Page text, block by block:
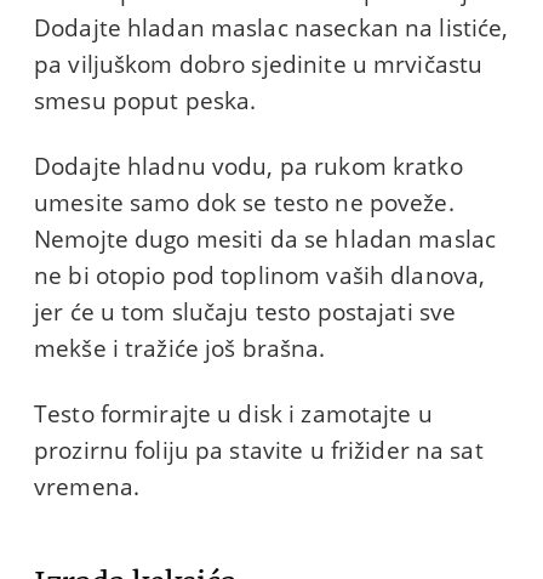
Dodajte hladan maslac naseckan na listiće,
pa viljuškom dobro sjedinite u mrvičastu
smesu poput peska.
Dodajte hladnu vodu, pa rukom kratko
umesite samo dok se testo ne poveže.
Nemojte dugo mesiti da se hladan maslac
ne bi otopio pod toplinom vaših dlanova,
jer će u tom slučaju testo postajati sve
mekše i tražiće još brašna.
Testo formirajte u disk i zamotajte u
prozirnu foliju pa stavite u frižider na sat
vremena.